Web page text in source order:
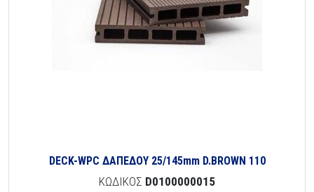
DECK-WPC ΔΑΠΕΔΟΥ 25/145mm D.BROWN 110
ΚΩΔΙΚΟΣ D0100000015